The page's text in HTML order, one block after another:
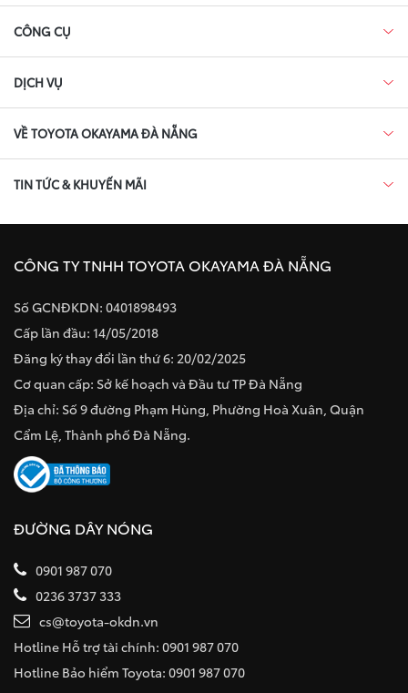
CÔNG CỤ
DỊCH VỤ
VỀ TOYOTA OKAYAMA ĐÀ NẴNG
TIN TỨC & KHUYẾN MÃI
CÔNG TY TNHH TOYOTA OKAYAMA ĐÀ NẴNG
Số GCNĐKDN: 0401898493
Cấp lần đầu: 14/05/2018
Đăng ký thay đổi lần thứ 6: 20/02/2025
Cơ quan cấp: Sở kế hoạch và Đầu tư TP Đà Nẵng
Địa chỉ: Số 9 đường Phạm Hùng, Phường Hoà Xuân, Quận
Cẩm Lệ, Thành phố Đà Nẵng.
ĐƯỜNG DÂY NÓNG
0901 987 070
0236 3737 333
cs@toyota-okdn.vn
Hotline Hỗ trợ tài chính: 0901 987 070
Hotline Bảo hiểm Toyota: 0901 987 070